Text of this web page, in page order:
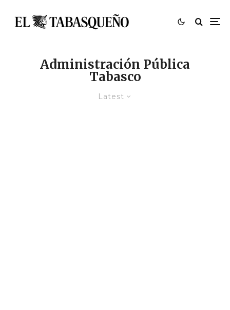
Administración Pública
Tabasco
Latest